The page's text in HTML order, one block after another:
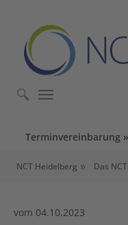
Terminvereinbarung
NCT Heidelberg Das NCT
vom 04.10.2023